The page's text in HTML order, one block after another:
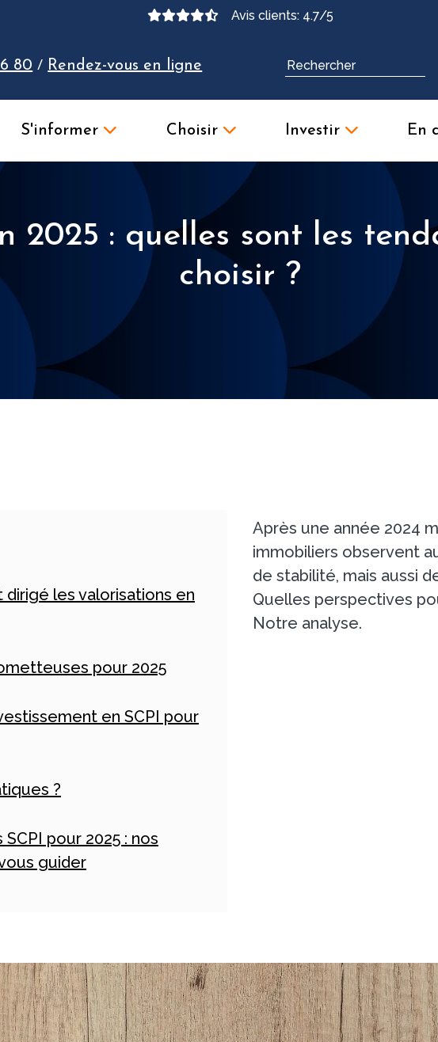
Avis clients: 4.7/5
80 / Rendez-vous en ligne
S'informer Choisir Investir En
2025 : quelles sont les
choisir ?
dirigé les valorisations en
pour 2025
en SCPI pour
?
pour 2025 : nos
guider
Après une année 2024
immobiliers observent
de stabilité, mais aussi
Quelles perspectives
Notre analyse.